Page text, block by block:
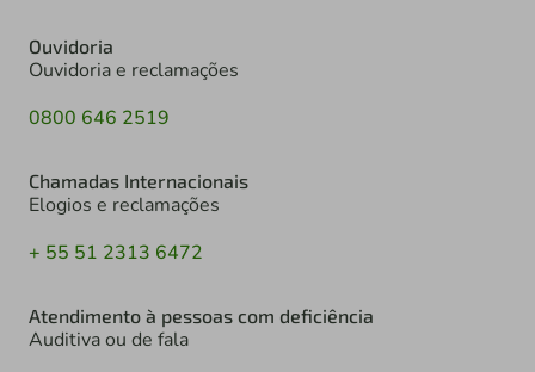
Ouvidoria
Ouvidoria e reclamações
0800 646 2519
Chamadas Internacionais
Elogios e reclamações
+ 55 51 2313 6472
Atendimento à pessoas com deficiência
Auditiva ou de fala